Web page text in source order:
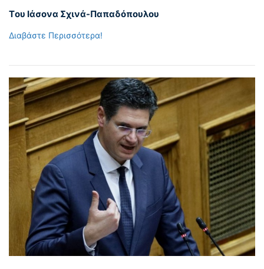
Tου Ιάσονα Σχινά-Παπαδόπουλου
Διαβάστε Περισσότερα!